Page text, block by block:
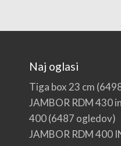
Naj oglasi
Tiga box 23 cm
JAMBOR RDM 430
400(6487 ogledov)
JAMBOR RDM 400